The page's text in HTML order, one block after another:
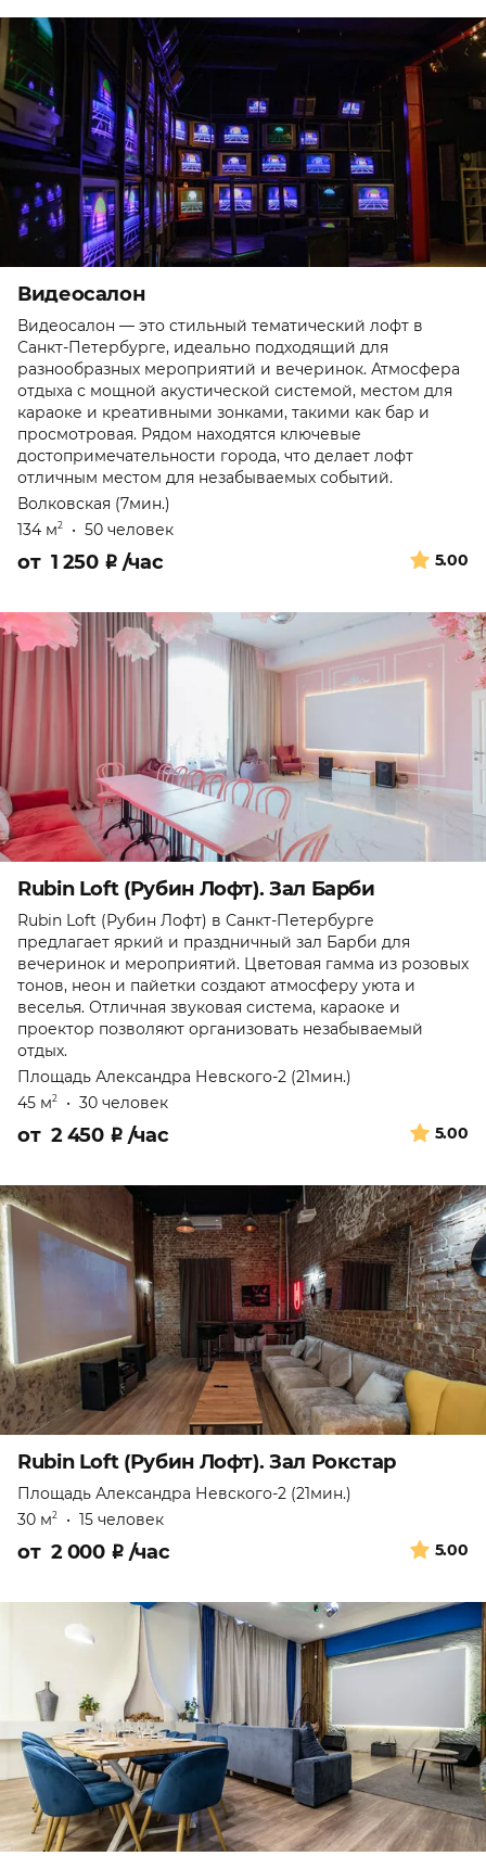
Видеосалон
Видеосалон — это стильный тематический лофт в
Санкт-Петербурге, идеально подходящий для
разнообразных мероприятий и вечеринок. Атмосфера
отдыха с мощной акустической системой, местом для
караоке и креативными зонками, такими как бар и
просмотровая. Рядом находятся ключевые
достопримечательности города, что делает лофт
отличным местом для незабываемых событий.
Волковская (7мин.)
134 м2 • 50 человек
5.00
от 1 250 ₽ /час
Rubin Loft (Рубин Лофт). Зал Барби
Rubin Loft (Рубин Лофт) в Санкт-Петербурге
предлагает яркий и праздничный зал Барби для
вечеринок и мероприятий. Цветовая гамма из розовых
тонов, неон и пайетки создают атмосферу уюта и
веселья. Отличная звуковая система, караоке и
проектор позволяют организовать незабываемый
отдых.
Площадь Александра Невского-2 (21мин.)
45 м2 • 30 человек
5.00
от 2 450 ₽ /час
Rubin Loft (Рубин Лофт). Зал Рокстар
Площадь Александра Невского-2 (21мин.)
30 м2 • 15 человек
5.00
от 2 000 ₽ /час